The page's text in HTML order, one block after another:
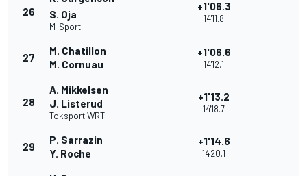
26
S. Oja
M-Sport
+1'06.3
14'11.8
27
M. Chatillon
M. Cornuau
+1'06.6
14'12.1
28
A. Mikkelsen
J. Listerud
Toksport WRT
+1'13.2
14'18.7
29
P. Sarrazin
Y. Roche
+1'14.6
14'20.1